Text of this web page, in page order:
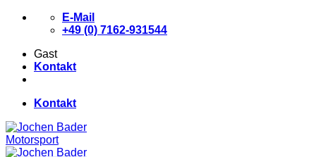
Zum
E-Mail
+49 (0) 7162-931544
Gast
Kontakt
Kontakt